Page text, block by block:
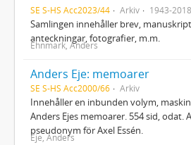
SE S-HS Acc2023/44 Arkiv 1943-2018
Samlingen innehåller brev,
anteckningar, fotografier, m.m.
Ehnmark, Anders
Anders Eje: memoarer
SE S-HS Acc2000/66 Arkiv
Innehåller en inbunden volym,
Anders Ejes memoarer. 554 sid, odat.
pseudonym för Axel Essén.
Eje, Anders